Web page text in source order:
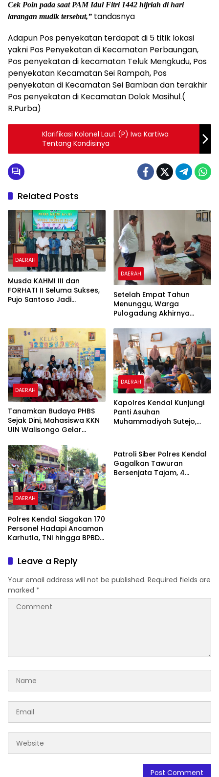
Cek Poin pada saat PAM Idul Fitri 1442 hijriah di hari
larangan mudik tersebut,” tandasnya
Adapun Pos penyekatan terdapat di 5 titik lokasi
yakni Pos Penyekatan di Kecamatan Perbaungan,
Pos penyekatan di kecamatan Teluk Mengkudu, Pos
penyekatan Kecamatan Sei Rampah, Pos
penyekatan di Kecamatan Sei Bamban dan terakhir
Pos penyekatan di Kecamatan Dolok Masihul.(
R.Purba)
Klarifikasi Kolonel Laut (P) Iwa Kartiwa
Tentang Kondisinya
Related Posts
DAERAH
Musda KAHMI III dan
FORHATI II Seluma Sukses,
Pujo Santoso Jadi
DAERAH
Setelah Empat Tahun
Menunggu, Warga
Pulogadung Akhirnya
Kantah Jakarta Timur
DAERAH
Tanamkan Budaya PHBS
Sejak Dini, Mahasiswa KKN
UIN Walisongo Gelar
Interaktif di SDN 01
Pamriyan
DAERAH
Kapolres Kendal Kunjungi
Panti Asuhan
Muhammadiyah Sutejo,
DAERAH
Polres Kendal Siagakan 170
Personel Hadapi Ancaman
Karhutla, TNI hingga BPBD
Patroli Siber Polres Kendal
Gagalkan Tawuran
Bersenjata Tajam, 4
Leave a Reply
Your email address will not be published. Required fields are
marked *